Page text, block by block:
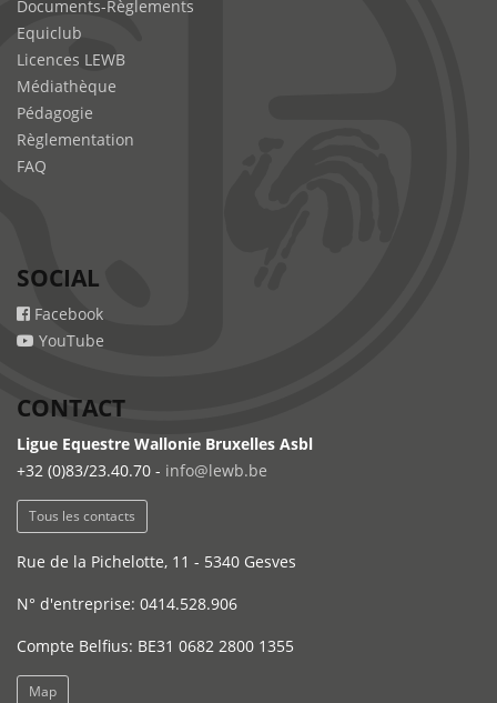
Documents-Règlements
Equiclub
Licences LEWB
Médiathèque
Pédagogie
Règlementation
FAQ
SOCIAL
Facebook
YouTube
CONTACT
Ligue Equestre Wallonie Bruxelles Asbl
+32 (0)83/23.40.70 - info@lewb.be
Tous les contacts
Rue de la Pichelotte, 11 - 5340 Gesves
N° d'entreprise: 0414.528.906
Compte Belfius: BE31 0682 2800 1355
Map